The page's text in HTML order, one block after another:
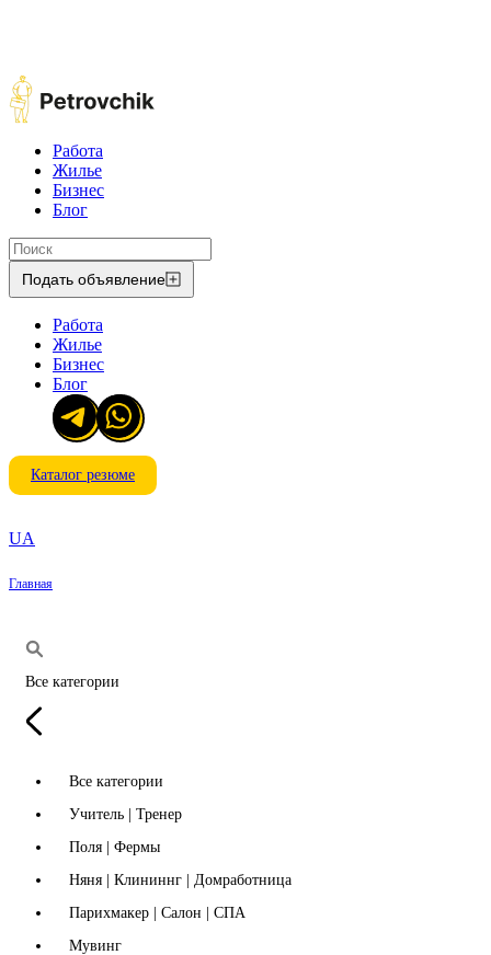
Работа
Жилье
Бизнес
Блог
Подать объявление
Работа
Жилье
Бизнес
Блог
Каталог резюме
UA
Главная
Все категории
Все категории
Учитель | Тренер
Поля | Фермы
Няня | Клининнг | Домработница
Парихмакер | Салон | СПА
Мувинг